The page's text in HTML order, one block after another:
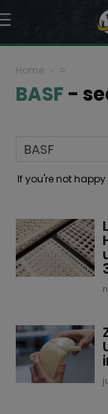
Home =
BASF -
If you're not